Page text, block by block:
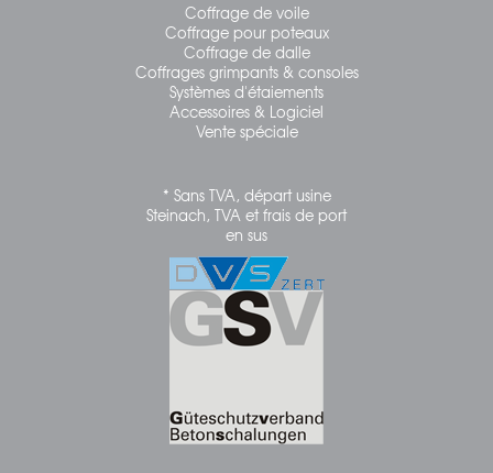
Coffrage de voile
Coffrage pour poteaux
Coffrage de dalle
Coffrages grimpants & consoles
Systèmes d'étaiements
Accessoires & Logiciel
Vente spéciale
* Sans TVA, départ usine
Steinach, TVA et frais de port
en sus